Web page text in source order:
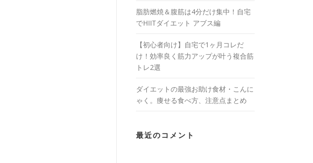
脂肪燃焼＆腹筋は4分だけ集中！自宅
でHIITダイエット アブス編
【初心者向け】自宅で1ヶ月コレだ
け！効率良く筋力アップが叶う複合筋
トレ2選
ダイエットの最強お助け食材・こんに
ゃく。痩せる食べ方、注意点まとめ
最近のコメント